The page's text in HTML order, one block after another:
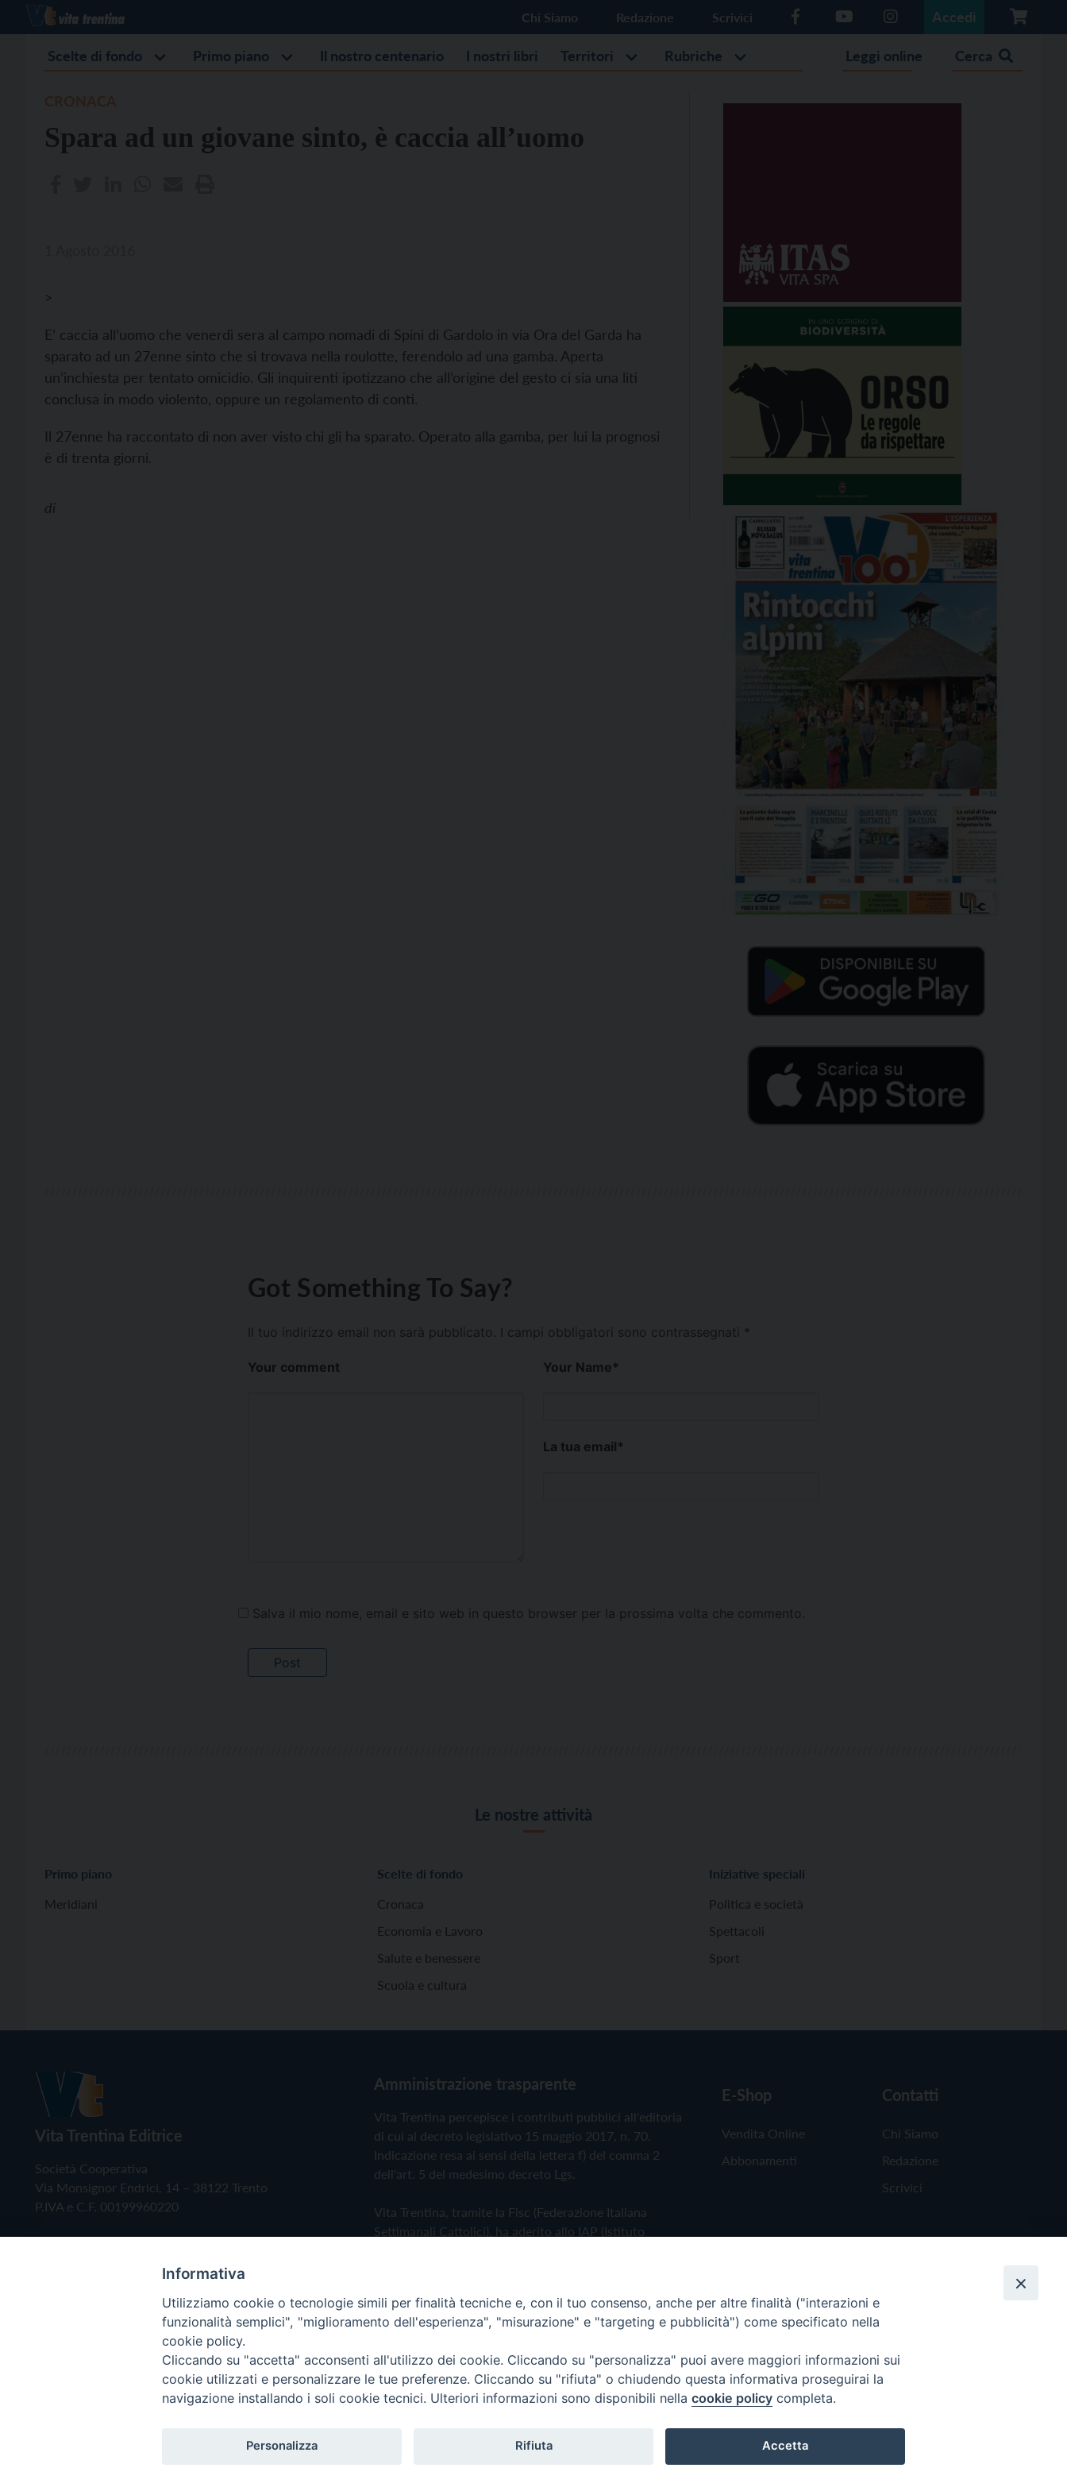
Chi Siamo Redazione Scrivici Accedi
Scelte di fondo Primo piano Il nostro centenario I nostri libri Territori Rubriche Leggi online Cerca
Spara ad un giovane sinto, è caccia all’uomo
>
E’ caccia all’uomo che venerdì sera al campo nomadi di Spini di Gardolo in via Ora del Garda ha
sparato ad un 27enne sinto che si trovava nella roulotte, ferendolo ad una gamba. Aperta
un’inchiesta per tentato omicidio. Gli inquirenti ipotizzano che all’origine del gesto ci sia una liti
conclusa in modo violento, oppure un regolamento di conti.
Il 27enne ha raccontato di non aver visto chi gli ha sparato. Operato alla gamba, per lui la prognosi
è di trenta giorni.
di
Got Something To Say?
Il tuo indirizzo email non sarà pubblicato. I campi obbligatori sono contrassegnati *
Your comment Your Name*
La tua email*
Salva il mio nome, email e sito web in questo browser per la prossima volta che commento.
Le nostre attività
Primo piano
Meridiani
Scelte di fondo
Cronaca
Economia e Lavoro
Salute e benessere
Scuola e cultura
Iniziative speciali
Politica e società
Spettacoli
Sport
Vita Trentina Editrice
Società Cooperativa
Via Monsignor Endrici, 14 – 38122 Trento
P.IVA e C.F. 00199960220
Amministrazione trasparente
Vita Trentina percepisce i contributi pubblici all'editoria
di cui al decreto legislativo 15 maggio 2017, n. 70.
Indicazione resa ai sensi della lettera f) del comma 2
dell'art. 5 del medesimo decreto Lgs.
Vita Trentina, tramite la Fisc (Federazione Italiana
Settimanali Cattolici), ha aderito allo IAP (Istituto
Privacy Policy Cookie Policy
E-Shop
Vendita Online
Abbonamenti
Contatti
Chi Siamo
Redazione
Scrivici
Copyright © 2019 - Tutti i diritti riservati - Vita Trentina Editrice
Informativa
Utilizziamo cookie o tecnologie simili per finalità tecniche e, con il tuo consenso, anche per altre finalità ("interazioni e
funzionalità semplici", "miglioramento dell'esperienza", "misurazione" e "targeting e pubblicità") come specificato nella
cookie policy.
Cliccando su "accetta" acconsenti all'utilizzo dei cookie. Cliccando su "personalizza" puoi avere maggiori informazioni sui
cookie utilizzati e personalizzare le tue preferenze. Cliccando su "rifiuta" o chiudendo questa informativa proseguirai la
navigazione installando i soli cookie tecnici. Ulteriori informazioni sono disponibili nella cookie policy completa.
Personalizza Rifiuta Accetta